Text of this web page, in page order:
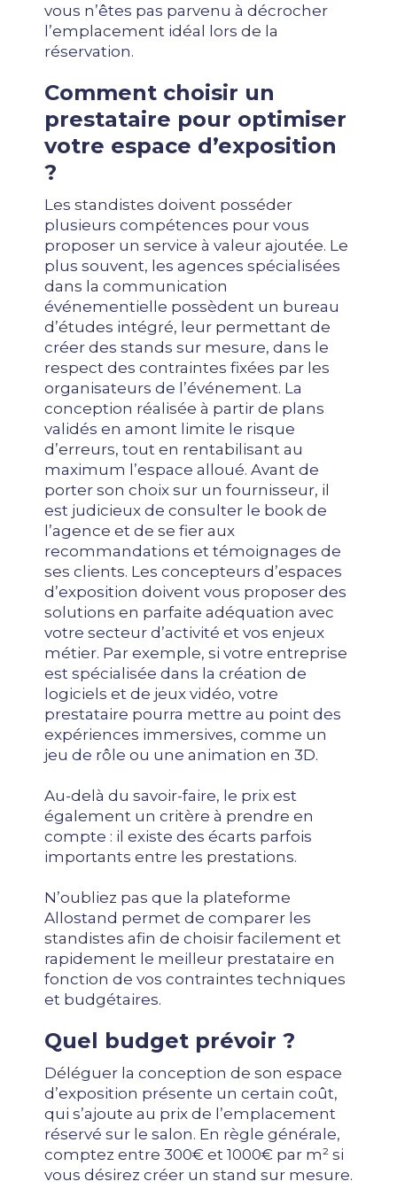
vous n’êtes pas parvenu à décrocher
l’emplacement idéal lors de la
réservation.
Comment choisir un
prestataire pour optimiser
votre espace d’exposition
?
Les standistes doivent posséder
plusieurs compétences pour vous
proposer un service à valeur ajoutée. Le
plus souvent, les agences spécialisées
dans la communication
événementielle possèdent un bureau
d’études intégré, leur permettant de
créer des stands sur mesure, dans le
respect des contraintes fixées par les
organisateurs de l’événement. La
conception réalisée à partir de plans
validés en amont limite le risque
d’erreurs, tout en rentabilisant au
maximum l’espace alloué. Avant de
porter son choix sur un fournisseur, il
est judicieux de consulter le book de
l’agence et de se fier aux
recommandations et témoignages de
ses clients. Les concepteurs d’espaces
d’exposition doivent vous proposer des
solutions en parfaite adéquation avec
votre secteur d’activité et vos enjeux
métier. Par exemple, si votre entreprise
est spécialisée dans la création de
logiciels et de jeux vidéo, votre
prestataire pourra mettre au point des
expériences immersives, comme un
jeu de rôle ou une animation en 3D.
Au-delà du savoir-faire, le prix est
également un critère à prendre en
compte : il existe des écarts parfois
importants entre les prestations.
N’oubliez pas que la plateforme
Allostand permet de comparer les
standistes afin de choisir facilement et
rapidement le meilleur prestataire en
fonction de vos contraintes techniques
et budgétaires.
Quel budget prévoir ?
Déléguer la conception de son espace
d’exposition présente un certain coût,
qui s’ajoute au prix de l’emplacement
réservé sur le salon. En règle générale,
comptez entre 300€ et 1000€ par m² si
vous désirez créer un stand sur mesure.